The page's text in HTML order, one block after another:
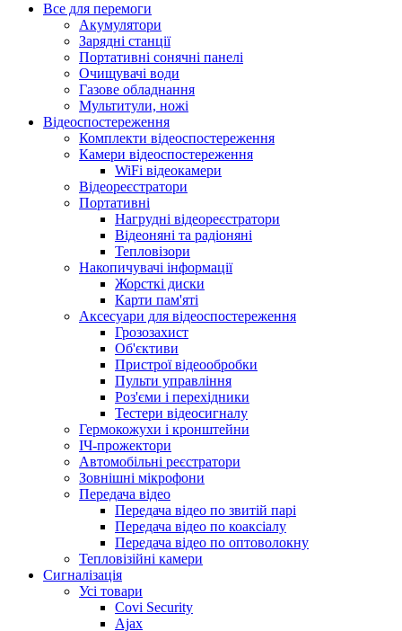
Все для перемоги
Акумулятори
Зарядні станції
Портативні сонячні панелі
Очищувачі води
Газове обладнання
Мультитули, ножі
Відеоспостереження
Комплекти відеоспостереження
Камери відеоспостереження
WiFi відеокамери
Відеореєстратори
Портативні
Нагрудні відеореєстратори
Відеоняні та радіоняні
Тепловізори
Накопичувачі інформації
Жорсткі диски
Карти пам'яті
Аксесуари для відеоспостереження
Грозозахист
Об'єктиви
Пристрої відеообробки
Пульти управління
Роз'єми і перехідники
Тестери відеосигналу
Гермокожухи і кронштейни
ІЧ-прожектори
Автомобільні реєстратори
Зовнішні мікрофони
Передача відео
Передача відео по звитій парі
Передача відео по коаксіалу
Передача відео по оптоволокну
Тепловізійні камери
Cигналізація
Усі товари
Covi Security
Ajax